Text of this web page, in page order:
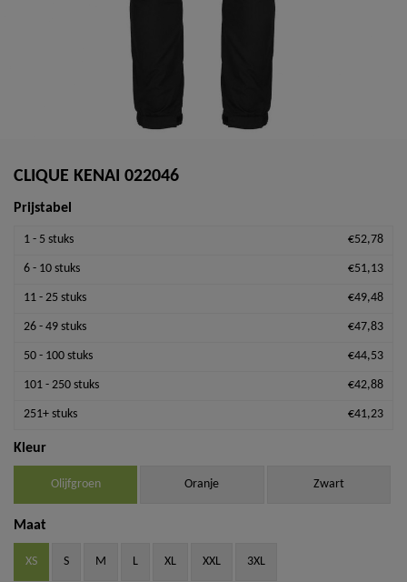
CLIQUE KENAI 022046
Prijstabel
1 - 5 stuks €52,78
6 - 10 stuks €51,13
11 - 25 stuks €49,48
26 - 49 stuks €47,83
50 - 100 stuks €44,53
101 - 250 stuks €42,88
251+ stuks €41,23
Kleur
Olijfgroen Oranje Zwart
Maat
XS S M L XL XXL 3XL